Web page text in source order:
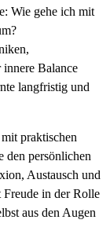
Wie gehe ich mit
Balance
langfristig und
praktischen
den persönlichen
Austausch und
in der Rolle
aus den Augen